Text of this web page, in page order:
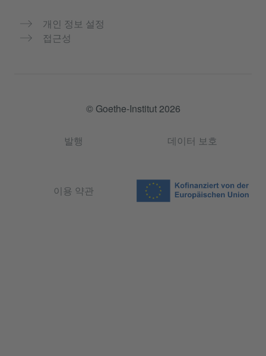
개인 정보 설정
접근성
© Goethe-Institut 2026
발행 데이터 보호
이용 약관